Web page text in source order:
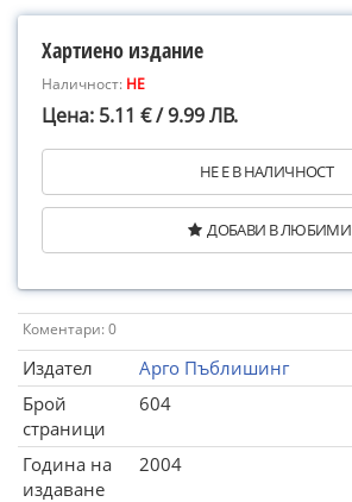
Хартиено издание
Наличност: НЕ
Цена: 5.11 € / 9.99 ЛВ.
НЕ Е В НАЛИЧНОСТ
ДОБАВИ В ЛЮБИМИ
Коментари: 0
Издател
Арго Пъблишинг
Брой
страници
604
Година на
издаване
2004